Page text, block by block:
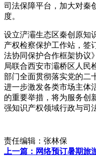
司法保障平台，加大对秦
度。
设立浐灞生态区秦创原知
产权检察保护工作站，签
法协同保护合作框架协议
局联合西安市灞桥区人民
部门全面贯彻落实党的二
进一步激发各类市场主体
的重要举措，将为服务创
强知识产权领域行政与司
责任编辑：张林保
上一篇：网络预订暑期旅